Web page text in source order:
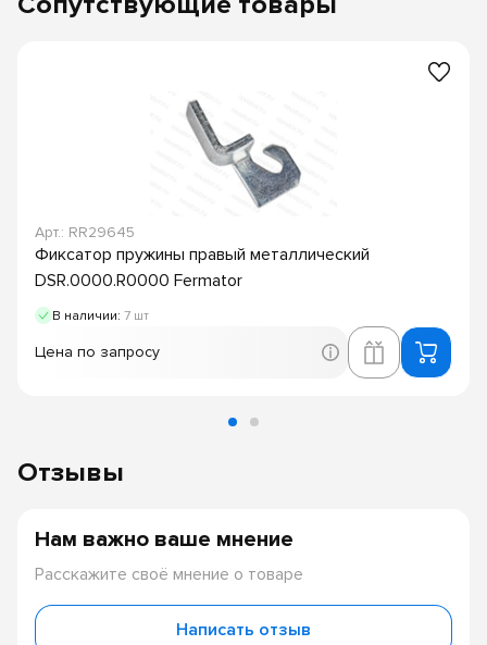
Арт.: RR29645
Фиксатор пружины правый металлический
DSR.0000.R0000 Fermator
В наличии: 7 шт
Цена по запросу
Отзывы
Нам важно ваше мнение
Расскажите своё мнение о товаре
Написать отзыв